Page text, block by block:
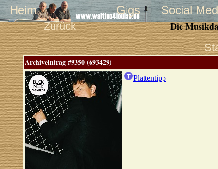
Heim Gigs Social
Zurück Die
Archiveintrag #9350 (693429)
Plattentipp